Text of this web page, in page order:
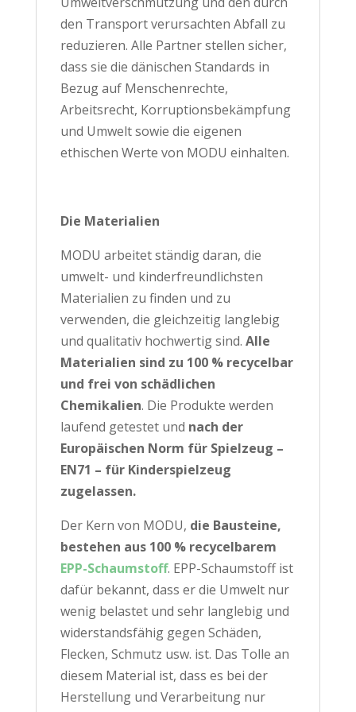
den Transport verursachten Abfall zu
reduzieren. Alle Partner stellen sicher,
dass sie die dänischen Standards in
Bezug auf Menschenrechte,
Arbeitsrecht, Korruptionsbekämpfung
und Umwelt sowie die eigenen
ethischen Werte von MODU einhalten.
Die Materialien
MODU arbeitet ständig daran, die
umwelt- und kinderfreundlichsten
Materialien zu finden und zu
verwenden, die gleichzeitig langlebig
und qualitativ hochwertig sind. Alle
Materialien sind zu 100 % recycelbar
und frei von schädlichen
Chemikalien. Die Produkte werden
laufend getestet und nach der
Europäischen Norm für Spielzeug –
EN71 – für Kinderspielzeug
zugelassen.
Der Kern von MODU, die Bausteine,
bestehen aus 100 % recycelbarem
EPP-Schaumstoff. EPP-Schaumstoff ist
dafür bekannt, dass er die Umwelt nur
wenig belastet und sehr langlebig und
widerstandsfähig gegen Schäden,
Flecken, Schmutz usw. ist. Das Tolle an
diesem Material ist, dass es bei der
Herstellung und Verarbeitung nur